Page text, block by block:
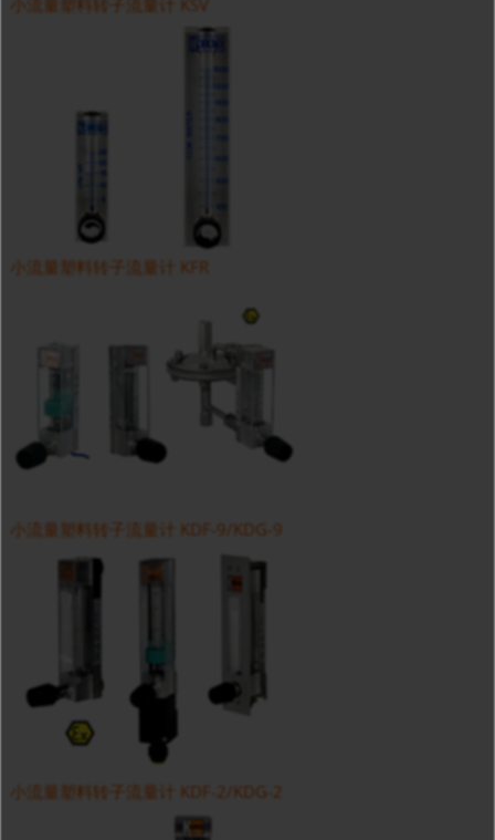
小流量塑料转子流量计 KFR
小流量塑料转子流量计 KDF-9/KDG-9
小流量塑料转子流量计 KDF-2/KDG-2